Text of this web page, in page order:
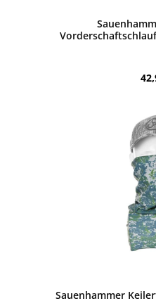
Sauenhammer